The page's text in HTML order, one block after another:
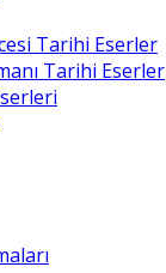
Tarihi Eserler
Tarihi Eserler